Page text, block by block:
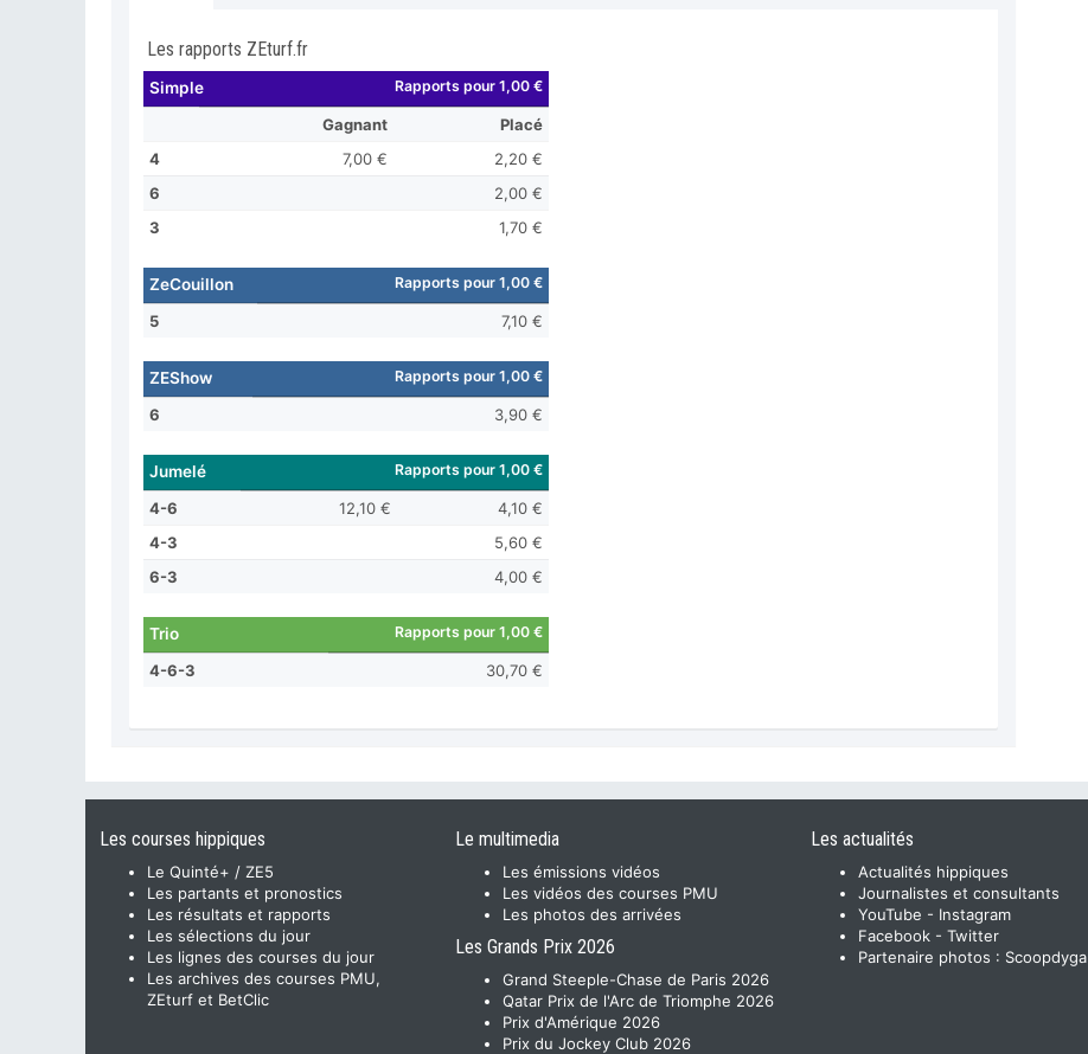
Les rapports ZEturf.fr
Simple Rapports pour 1,00 €
Gagnant
Placé
4
7,00 €
2,20 €
6
2,00 €
3
1,70 €
ZeCouillon Rapports pour 1,00 €
5 7,10 €
ZEShow Rapports pour 1,00 €
6 3,90 €
Jumelé Rapports pour 1,00 €
4-6 12,10 €
4,10 €
4-3
5,60 €
6-3
4,00 €
Trio Rapports pour 1,00 €
4-6-3 30,70 €
Les courses hippiques
Le Quinté+ / ZE5
Les partants et pronostics
Les résultats et rapports
Les sélections du jour
Les lignes des courses du jour
Les archives des courses PMU,
ZEturf et BetClic
Le multimedia
Les émissions vidéos
Les vidéos des courses PMU
Les photos des arrivées
Les Grands Prix 2026
Grand Steeple-Chase de Paris 2026
Qatar Prix de l'Arc de Triomphe 2026
Prix d'Amérique 2026
Prix du Jockey Club 2026
Les actualités
Actualités hippiques
Journalistes et consultants
YouTube - Instagram
Facebook - Twitter
Partenaire photos : Scoopdyga